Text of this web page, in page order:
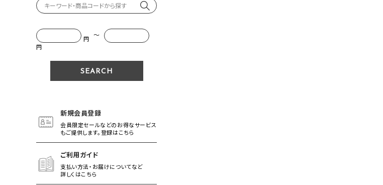
円 ～
円
新規会員登録
会員限定セールなどのお得なサービス
もご提供します。登録はこちら
ご利用ガイド
支払い方法・お届けについてなど
詳しくはこちら